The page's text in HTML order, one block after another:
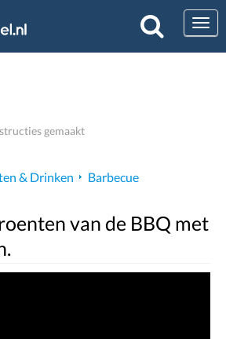
gemaakt
& Drinken Barbecue
van de BBQ met